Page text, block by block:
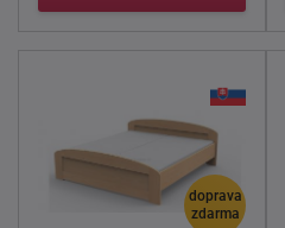
doprava
zdarma